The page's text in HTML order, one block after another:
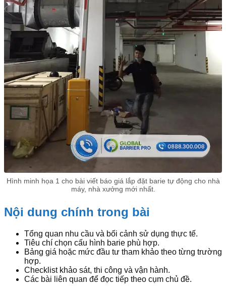
Hình minh họa 1 cho bài viết báo giá lắp đặt barie tự động cho nhà
máy, nhà xưởng mới nhất.
Nội dung chính trong bài
Tổng quan nhu cầu và bối cảnh sử dụng thực tế.
Tiêu chí chọn cấu hình barie phù hợp.
Bảng giá hoặc mức đầu tư tham khảo theo từng trường
hợp.
Checklist khảo sát, thi công và vận hành.
Các bài liên quan để đọc tiếp theo cụm chủ đề.